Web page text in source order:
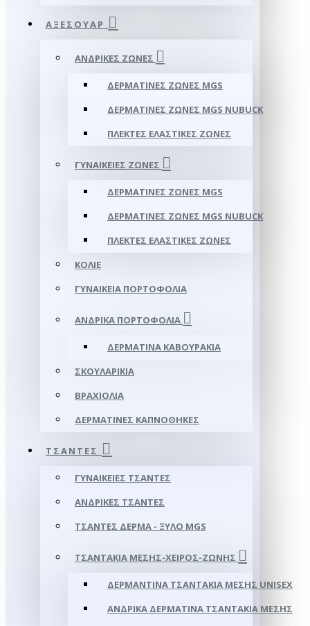
ΑΞΕΣΟΥΑΡ
ΑΝΔΡΙΚΈΣ ΖΏΝΕΣ
ΔΕΡΜΆΤΙΝΕΣ ΖΏΝΕΣ MGS
ΔΕΡΜΆΤΙΝΕΣ ΖΏΝΕΣ MGS NUBUCK
ΠΛΕΚΤΈΣ ΕΛΑΣΤΙΚΈΣ ΖΏΝΕΣ
ΓΥΝΑΙΚΕΊΕΣ ΖΏΝΕΣ
ΔΕΡΜΆΤΙΝΕΣ ΖΏΝΕΣ MGS
ΔΕΡΜΆΤΙΝΕΣ ΖΏΝΕΣ MGS NUBUCK
ΠΛΕΚΤΈΣ ΕΛΑΣΤΙΚΈΣ ΖΏΝΕΣ
ΚΟΛΙΈ
ΓΥΝΑΙΚΕΊΑ ΠΟΡΤΟΦΌΛΙΑ
ΑΝΔΡΙΚΆ ΠΟΡΤΟΦΌΛΙΑ
ΔΕΡΜΆΤΙΝΑ ΚΑΒΟΥΡΆΚΙΑ
ΣΚΟΥΛΑΡΊΚΙΑ
ΒΡΑΧΙΌΛΙΑ
ΔΕΡΜΆΤΙΝΕΣ ΚΑΠΝΟΘΉΚΕΣ
ΤΣΆΝΤΕΣ
ΓΥΝΑΙΚΕΊΕΣ ΤΣΆΝΤΕΣ
ΑΝΔΡΙΚΈΣ ΤΣΆΝΤΕΣ
ΤΣΆΝΤΕΣ ΔΈΡΜΑ - ΞΎΛΟ MGS
ΤΣΑΝΤΆΚΙΑ ΜΈΣΗΣ-ΧΕΙΡΌΣ-ΖΏΝΗΣ
ΔΕΡΜΆΝΤΙΝΑ ΤΣΑΝΤΆΚΙΑ ΜΈΣΗΣ UNISEX
ΑΝΔΡΙΚΆ ΔΕΡΜΆΤΙΝΑ ΤΣΑΝΤΆΚΙΑ ΜΈΣΗΣ